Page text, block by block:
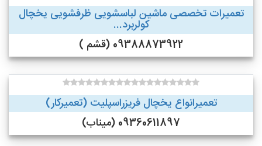
تعمیرات تخصصی ماشین لباسشویی ظرفشویی یخچال
کولربرد...
09388873922 (قشم )
تعمیرانواع یخچال فریزراسپلیت (تعمیرکار)
09360611897 (میناب)